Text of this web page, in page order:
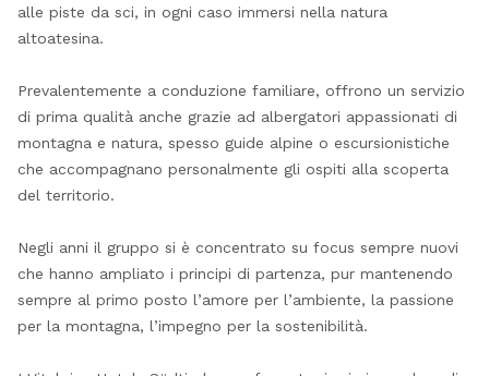
alle piste da sci, in ogni caso immersi nella natura
altoatesina.
Prevalentemente a conduzione familiare, offrono un servizio
di prima qualità anche grazie ad albergatori appassionati di
montagna e natura, spesso guide alpine o escursionistiche
che accompagnano personalmente gli ospiti alla scoperta
del territorio.
Negli anni il gruppo si è concentrato su focus sempre nuovi
che hanno ampliato i principi di partenza, pur mantenendo
sempre al primo posto l’amore per l’ambiente, la passione
per la montagna, l’impegno per la sostenibilità.